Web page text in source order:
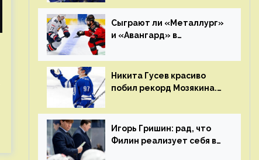
за один сезон
Сыграют ли «Металлург»
и «Авангард» в
Никита Гусев красиво
побил рекорд Мозякина.
у Никиты еще много
Игорь Гришин: рад, что
Филин реализует себя в